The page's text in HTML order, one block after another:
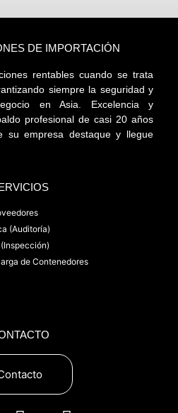
DE IMPORTACIÓN
rentables cuando se trata
siempre la seguridad y
en Asia. Excelencia y
profesional de casi 20 años
su empresa destaque y llegue
(Auditoría)
de Contenedores